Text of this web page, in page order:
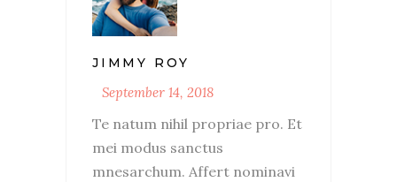
JIMMY ROY
September 14, 2018
Te natum nihil propriae pro. Et
mei modus sanctus
mnesarchum. Affert nominavi